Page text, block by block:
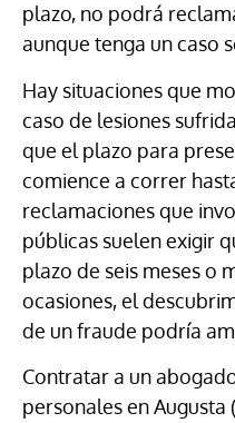
plazo, no podrá
aunque tenga un caso
Hay situaciones que
caso de lesiones
que el plazo para
comience a correr
reclamaciones que
públicas suelen exigir
plazo de seis meses o
ocasiones, el
de un fraude podría
Contratar a un
personales en